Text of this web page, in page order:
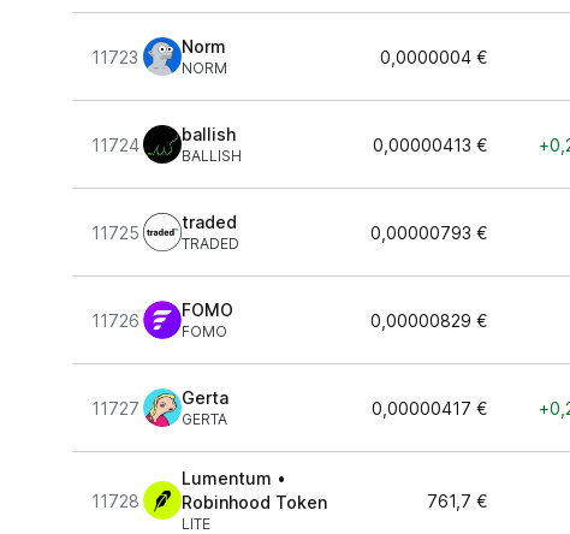
11723
Norm
NORM
0,0000004 €
11724
ballish
BALLISH
0,00000413 €
11725
traded
TRADED
0,00000793 €
11726
FOMO
FOMO
0,00000829 €
11727
Gerta
GERTA
0,00000417 €
11728
Lumentum •
Robinhood Token
LITE
761,7 €